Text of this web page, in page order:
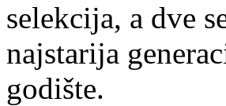
selekcija, a dve
najstarija
godište.